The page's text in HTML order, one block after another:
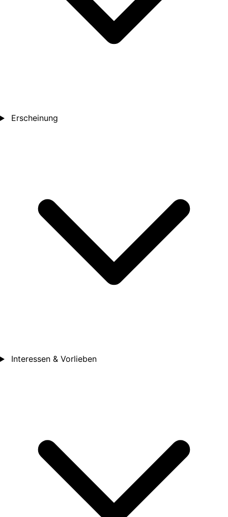
Erscheinung
Interessen & Vorlieben